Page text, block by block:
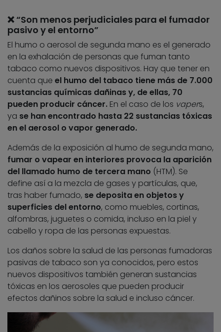
❌ “Son menos perjudiciales para el fumador
pasivo y el entorno”
El humo o aerosol de segunda mano es el generado
en la exhalación de personas que fuman tanto
tabaco como nuevos dispositivos. Hay que tener en
cuenta que el humo del tabaco tiene más de 7.000
sustancias químicas dañinas y, de ellas, 70
pueden producir cáncer. En el caso de los vapers,
ya se han encontrado hasta 22 sustancias tóxicas
en el aerosol o vapor generado.
Además de la exposición al humo de segunda mano,
fumar o vapear en interiores provoca la aparición
del llamado humo de tercera mano (HTM). Se
define así a la mezcla de gases y partículas, que,
tras haber fumado, se deposita en objetos y
superficies del entorno, como muebles, cortinas,
alfombras, juguetes o comida, incluso en la piel y
cabello y ropa de las personas expuestas.
Los daños sobre la salud de las personas fumadoras
pasivas de tabaco son ya conocidos, pero estos
nuevos dispositivos también generan sustancias
tóxicas en los aerosoles que pueden producir
efectos dañinos sobre la salud e incluso cáncer.